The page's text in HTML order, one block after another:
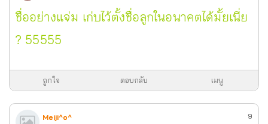
ชื่ออย่างแจ่ม เก่บไว้ตั้งชื่อลูกในอนาคตได้มั้ยเนี่ย
? 55555
ถูกใจ ตอบกลับ เมนู
Meiji^o^
9